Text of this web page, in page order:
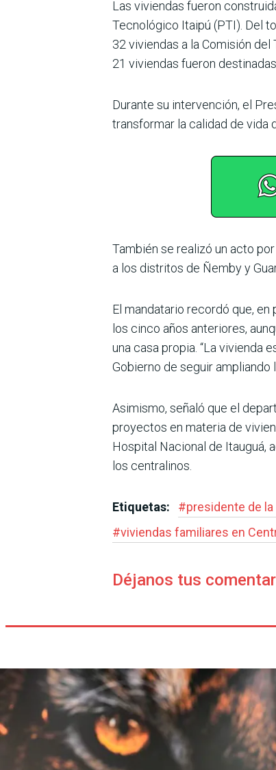
Las viviendas fueron
Tecnológico Itaipú (PTI). Del
32 viviendas a la Comisión
21 viviendas fueron
Durante su intervención, el
trans­formar la calidad de vida
También se realizó un acto
a los distritos de Ñemby y
El mandatario recordó que,
los cinco años anteriores,
una casa propia. “La vivienda
Gobierno de seguir ampliando
Asimismo, señaló que el
proyec­tos en materia de
Hospital Nacional de Itauguá,
los centralinos.
Etiquetas: #presidente de la
#viviendas familiares en
Déjanos tus